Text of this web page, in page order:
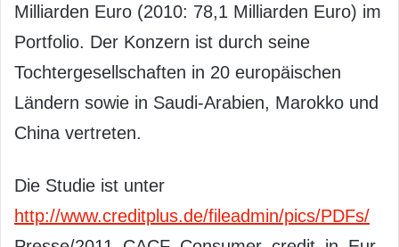
Milliarden Euro (2010: 78,1 Milliarden Euro) im
Portfolio. Der Konzern ist durch seine
Tochtergesellschaften in 20 europäischen
Ländern sowie in Saudi-Arabien, Marokko und
China vertreten.
Die Studie ist unter
http://www.creditplus.de/fileadmin/pics/PDFs/